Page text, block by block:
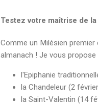
Testez votre maîtrise de la
Comme un Milésien
almanach ! Je vous
l'Epiphanie
la Chandeleur (2
la Saint-Valentin (14